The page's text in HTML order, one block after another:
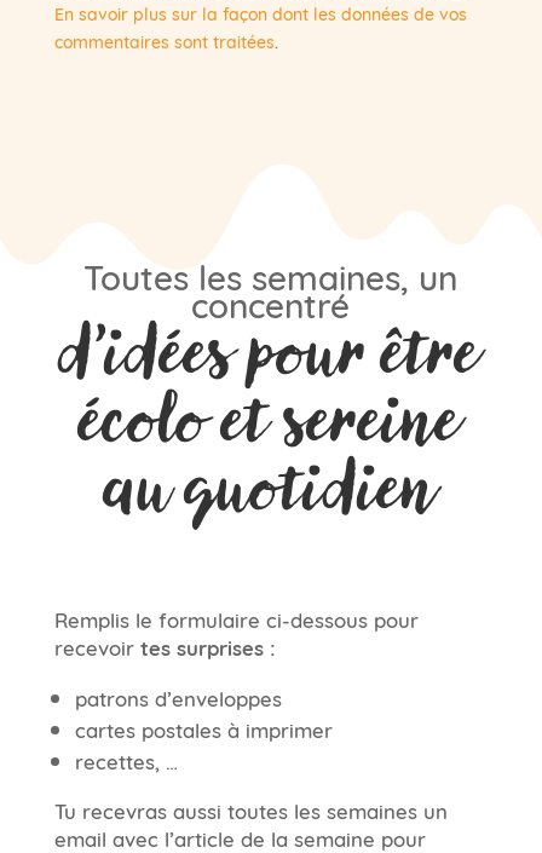
En savoir plus sur la façon dont les données de vos
commentaires sont traitées.
Toutes les semaines, un
concentré
d’idées pour être
écolo et sereine
au quotidien
Remplis le formulaire ci-dessous pour
recevoir tes surprises :
patrons d’enveloppes
cartes postales à imprimer
recettes, …
Tu recevras aussi toutes les semaines un
email avec l’article de la semaine pour